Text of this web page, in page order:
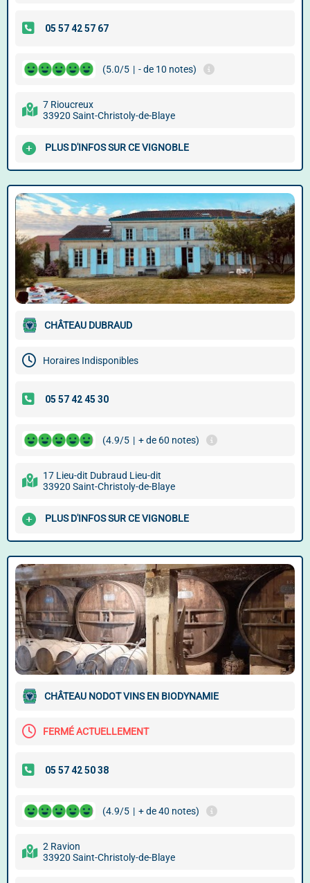
(5.0/5 | - de 10 notes)
7 Rioucreux
33920 Saint-Christoly-de-Blaye
PLUS D'INFOS SUR CE VIGNOBLE
CHÂTEAU DUBRAUD
Horaires Indisponibles
(4.9/5 | + de 60 notes)
17 Lieu-dit Dubraud Lieu-dit
33920 Saint-Christoly-de-Blaye
PLUS D'INFOS SUR CE VIGNOBLE
CHÂTEAU NODOT VINS EN BIODYNAMIE
FERMÉ ACTUELLEMENT
(4.9/5 | + de 40 notes)
2 Ravion
33920 Saint-Christoly-de-Blaye